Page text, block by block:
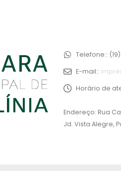
Telefone::
E-mail::
Horário de
Endereço: Rua
Jd. Vista Alegre,